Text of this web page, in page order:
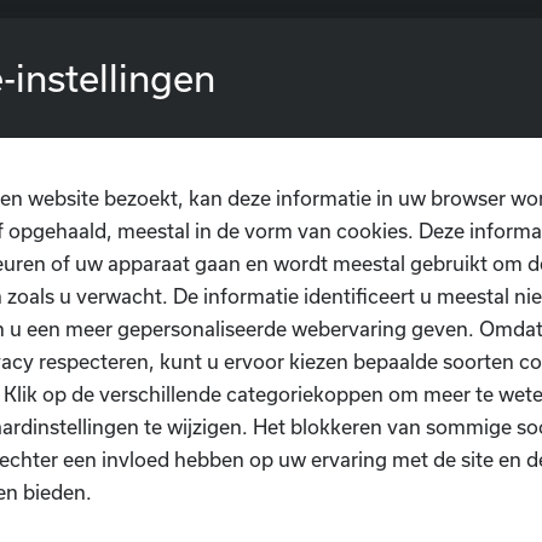
is een belangrijk onderdeel die mee de kwaliteit van
is de zaal een erg bepalende factor en ook voor
bij het lesgeven.
en lesgevers die zich bijscholen beschikken over
lessen aan te bieden. Voor dansers kan dit
die ze kunnen genieten in hun opleiding.
instellingen
website bezoekt, kan deze informatie in uw browser
opgehaald, meestal in de vorm van cookies. Deze
of uw apparaat gaan en wordt meestal gebruikt om
zoals u verwacht. De informatie identificeert u meestal
u een meer gepersonaliseerde webervaring geven.
respecteren, kunt u ervoor kiezen bepaalde soorten
op de verschillende categoriekoppen om meer te
te wijzigen. Het blokkeren van sommige
een invloed hebben op uw ervaring met de site en
bieden.